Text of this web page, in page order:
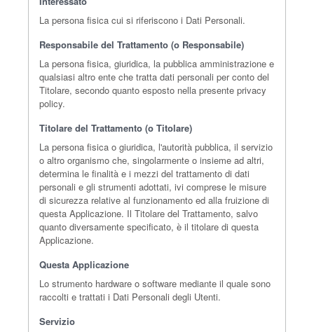
La persona fisica cui si riferiscono i Dati Personali.
Responsabile del Trattamento (o Responsabile)
La persona fisica, giuridica, la pubblica amministrazione e
qualsiasi altro ente che tratta dati personali per conto del
Titolare, secondo quanto esposto nella presente privacy
policy.
Titolare del Trattamento (o Titolare)
La persona fisica o giuridica, l'autorità pubblica, il servizio
o altro organismo che, singolarmente o insieme ad altri,
determina le finalità e i mezzi del trattamento di dati
personali e gli strumenti adottati, ivi comprese le misure
di sicurezza relative al funzionamento ed alla fruizione di
questa Applicazione. Il Titolare del Trattamento, salvo
quanto diversamente specificato, è il titolare di questa
Applicazione.
Questa Applicazione
Lo strumento hardware o software mediante il quale sono
raccolti e trattati i Dati Personali degli Utenti.
Servizio